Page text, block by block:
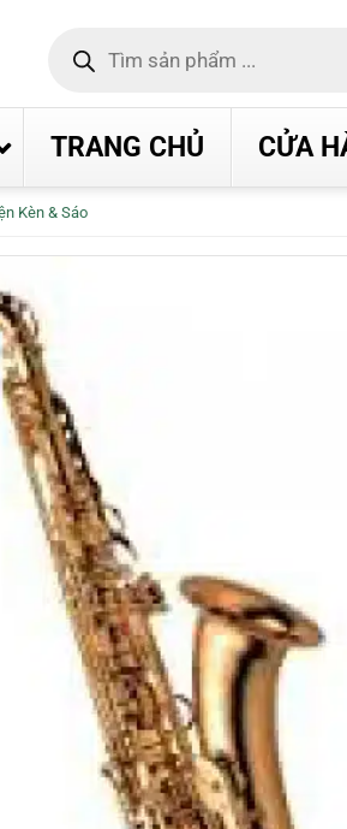
kiếm
TRANG CHỦ CỬA
Kèn & Sáo